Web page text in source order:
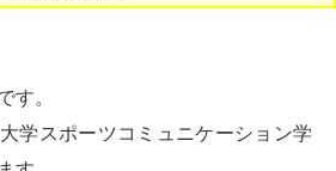
す。
学スポーツコミュニケーション学